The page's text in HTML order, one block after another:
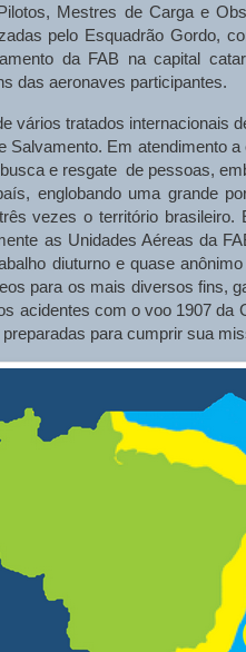
Mestres de Carga e
pelo Esquadrão Gordo,
da FAB na capital
das aeronaves participantes.
vários tratados internacionais
Salvamento. Em atendimento
e resgate de pessoas,
englobando uma grande
vezes o território
as Unidades Aéreas da
diuturno e quase
para os mais diversos fins,
acidentes com o voo 1907 da
para cumprir sua